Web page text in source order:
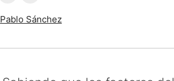
Pablo Sánchez